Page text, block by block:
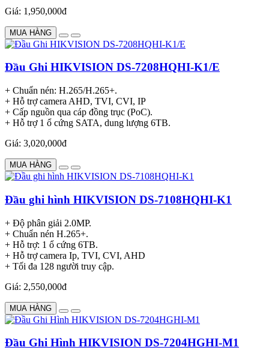
Giá: 1,950,000đ
MUA HÀNG
Đầu Ghi HIKVISION DS-7208HQHI-K1/E
+ Chuẩn nén: H.265/H.265+.
+ Hỗ trợ camera AHD, TVI, CVI, IP
+ Cấp nguồn qua cáp đồng trục (PoC).
+ Hỗ trợ 1 ổ cứng SATA, dung lượng 6TB.
Giá: 3,020,000đ
MUA HÀNG
Đầu ghi hình HIKVISION DS-7108HQHI-K1
+ Độ phân giải 2.0MP.
+ Chuẩn nén H.265+.
+ Hỗ trợ: 1 ổ cứng 6TB.
+ Hỗ trợ camera Ip, TVI, CVI, AHD
+ Tối đa 128 người truy cập.
Giá: 2,550,000đ
MUA HÀNG
Đầu Ghi Hình HIKVISION DS-7204HGHI-M1